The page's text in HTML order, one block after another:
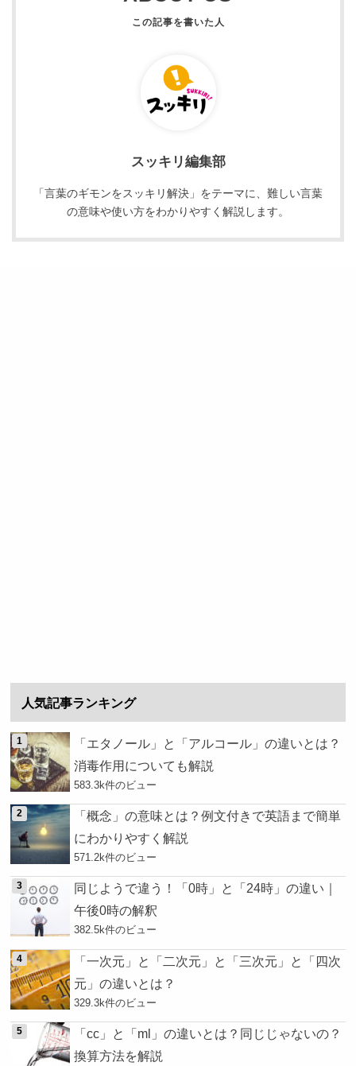
スッキリ編集部
「言葉のギモンをスッキリ解決」をテーマに、難しい言葉
の意味や使い方をわかりやすく解説します。
人気記事ランキング
「エタノール」と「アルコール」の違いとは？
消毒作用についても解説
583.3k件のビュー
「概念」の意味とは？例文付きで英語まで簡単
にわかりやすく解説
571.2k件のビュー
同じようで違う！「0時」と「24時」の違い｜
午後0時の解釈
382.5k件のビュー
「一次元」と「二次元」と「三次元」と「四次
元」の違いとは？
329.3k件のビュー
「cc」と「ml」の違いとは？同じじゃないの？
換算方法を解説